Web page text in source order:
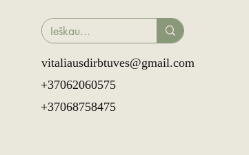
vitaliausdirbtuves@gmail.com
+37062060575
+37068758475